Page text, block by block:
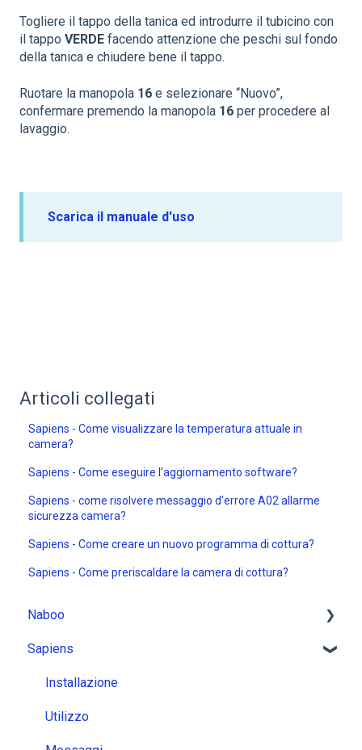
Togliere il tappo della tanica ed introdurre il tubicino con
il tappo VERDE facendo attenzione che peschi sul fondo
della tanica e chiudere bene il tappo.
Ruotare la manopola 16 e selezionare “Nuovo”,
confermare premendo la manopola 16 per procedere al
lavaggio.
Scarica il manuale d'uso
Articoli collegati
Sapiens - Come visualizzare la temperatura attuale in
camera?
Sapiens - Come eseguire l'aggiornamento software?
Sapiens - come risolvere messaggio d'errore A02 allarme
sicurezza camera?
Sapiens - Come creare un nuovo programma di cottura?
Sapiens - Come preriscaldare la camera di cottura?
Naboo
Installazione
Utilizzo
Messaggi
Sapiens
Installazione
Utilizzo